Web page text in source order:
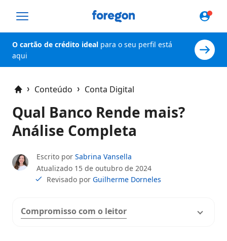
Foregon.com
O cartão de crédito ideal para o seu perfil está
aqui
HomeConteúdo Conta Digital
Qual Banco Rende mais?
Análise Completa
Escrito por Sabrina Vansella
Atualizado 15 de outubro de 2024
Revisado por Guilherme Dorneles
Compromisso com o leitor